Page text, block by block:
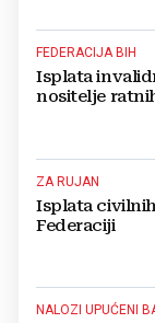
FEDERACIJA BIH
Isplata
nositelje
ZA RUJAN
Isplata
Federaciji
NALOZI UPUĆENI